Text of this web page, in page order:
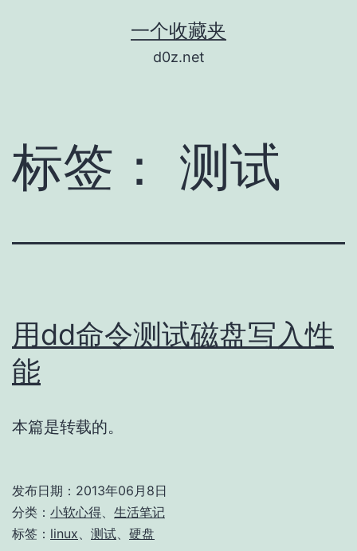
一个收藏夹
d0z.net
标签： 测试
用dd命令测试磁盘写入性
能
本篇是转载的。
发布日期： 2013年06月8日
分类： 小软心得
生活笔记
标签： linux 测试 硬盘